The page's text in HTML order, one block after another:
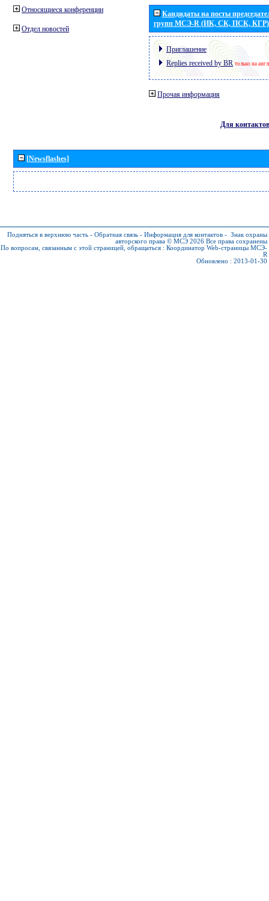
Относящиеся конференции
Отдел новостей
Кандидаты на посты
групп МСЭ-R (ИК, СК, ПСК, КГР)
Приглашение
Replies received by BR только на
Прочая информация
Для контактов
[Newsflashes]
Подняться в верхнюю часть - Обратная связь - Информация для контактов - Знак охраны
авторского права © МСЭ 2026 Все права сохранены
По вопросам, связанным с этой страницей, обращаться : Координатор Web-страницы МСЭ-
R
Обновлено : 2013-01-30